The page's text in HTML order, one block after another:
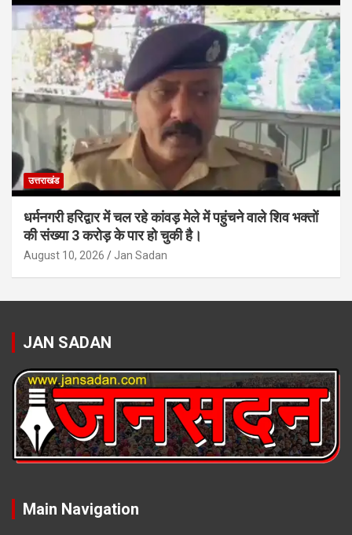
उत्तराखंड
धर्मनगरी हरिद्वार में चल रहे कांवड़ मेले में पहुंचने वाले शिव भक्तों
की संख्या 3 करोड़ के पार हो चुकी है।
August 10, 2026 Jan Sadan
JAN SADAN
Main Navigation